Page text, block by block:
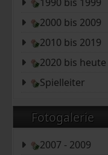
2000 bis 2009
2010 bis 2019
2020 bis heute
Spielleiter
Fotogalerie
2007 - 2009